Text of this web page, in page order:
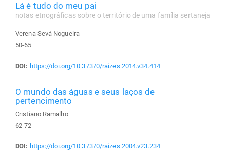
Lá é tudo do meu pai
notas etnográficas sobre o território de uma família sertaneja
Verena Sevá Nogueira
50-65
DOI: https://doi.org/10.37370/raizes.2014.v34.414
O mundo das águas e seus laços de
pertencimento
Cristiano Ramalho
62-72
DOI: https://doi.org/10.37370/raizes.2004.v23.234